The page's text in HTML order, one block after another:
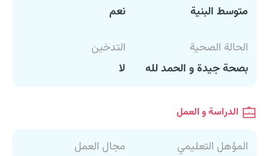
متوسط البنية
نعم
الحالة الصحية
بصحة جيدة و الحمد لله
التدخين
لا
الدراسة و العمل
المؤهل التعليمي
مجال العمل